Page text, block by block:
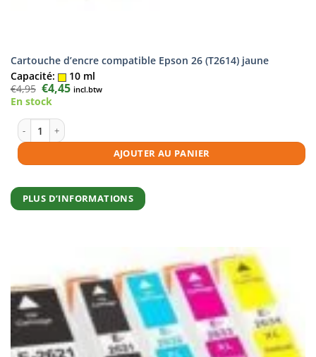
Cartouche d’encre compatible Epson 26 (T2614) jaune
Capacité:
10 ml
€4,95 Le
prix
initial
€4,95.
€4,45Le
prix
incl.btw
En stock
quantité de Cartouche d'encre compatible Epson 26 (T2614) jaune
AJOUTER AU PANIER
PLUS D’INFORMATIONS